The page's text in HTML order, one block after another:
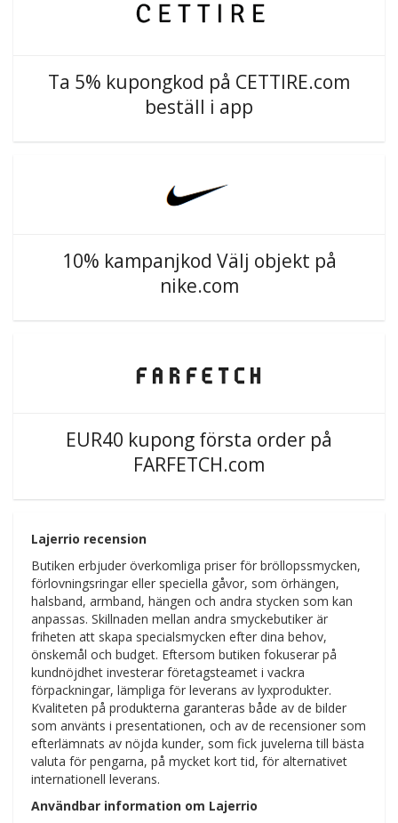
Ta 5% kupongkod på CETTIRE.com
beställ i app
10% kampanjkod Välj objekt på
nike.com
EUR40 kupong första order på
FARFETCH.com
Lajerrio recension
Butiken erbjuder överkomliga priser för bröllopssmycken,
förlovningsringar eller speciella gåvor, som örhängen,
halsband, armband, hängen och andra stycken som kan
anpassas. Skillnaden mellan andra smyckebutiker är
friheten att skapa specialsmycken efter dina behov,
önskemål och budget. Eftersom butiken fokuserar på
kundnöjdhet investerar företagsteamet i vackra
förpackningar, lämpliga för leverans av lyxprodukter.
Kvaliteten på produkterna garanteras både av de bilder
som använts i presentationen, och av de recensioner som
efterlämnats av nöjda kunder, som fick juvelerna till bästa
valuta för pengarna, på mycket kort tid, för alternativet
internationell leverans.
Användbar information om Lajerrio